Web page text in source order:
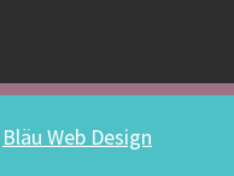
Bläu Web Design